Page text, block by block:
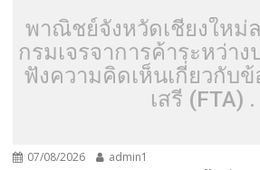
พาณิชย์จังหวัดเชียงใหม่
กรมเจรจาการค้าระหว่าง
ฟังความคิดเห็นเกี่ยวกับ
เสรี (FTA) .
07/08/2026 admin1